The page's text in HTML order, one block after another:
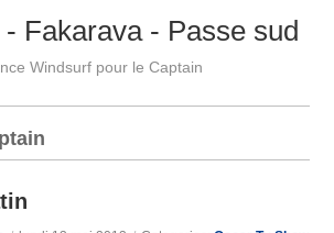
Fakarava - Passe sud
Windsurf pour le Captain